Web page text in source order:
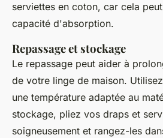
serviettes en coton, car cela
capacité d'absorption.
Repassage et stockage
Le repassage peut aider à
de votre linge de maison.
une température adaptée au
stockage, pliez vos draps et
soigneusement et rangez-les